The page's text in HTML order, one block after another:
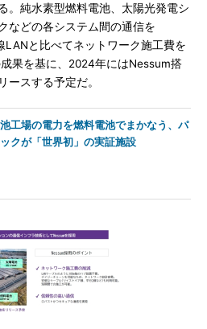
。純水素型燃料電池、太陽光発電シ
などの各システム間の通信を
LANと比べてネットワーク施工費を
果を基に、2024年にはNessum搭
ースする予定だ。
工場の電力を燃料電池でまかなう、パ
クが「世界初」の実証施設